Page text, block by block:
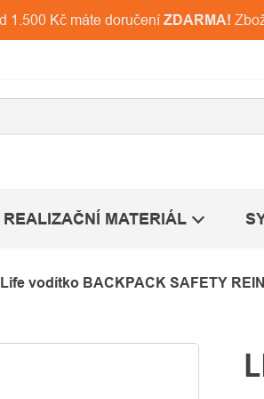
1.500 Kč máte doručení ZDARMA!
REALIZAČNÍ MATERIÁL
vodítko BACKPACK SAFETY REIN